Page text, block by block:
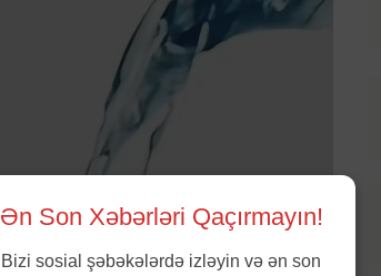
Ən Son Xəbərləri Qaçırmayın!
Bizi sosial şəbəkələrdə izləyin və ən son